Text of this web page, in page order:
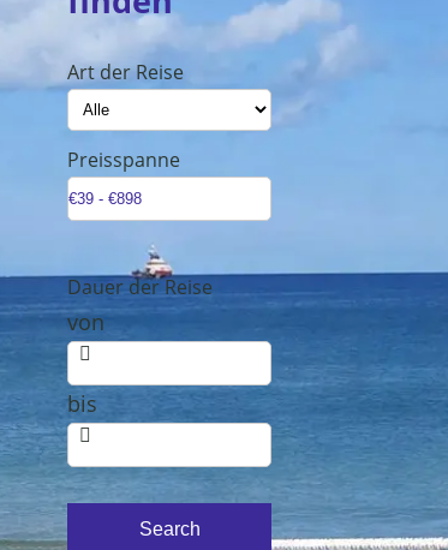
Art der Reise
Preisspanne
Dauer der Reise
von
bis